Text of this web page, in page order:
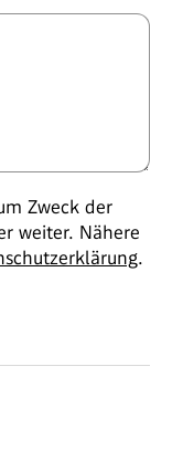
Zweck der
weiter. Nähere
.